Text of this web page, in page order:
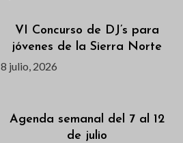
VI Concurso de DJ’s para
jóvenes de la Sierra Norte
8 julio, 2026
Agenda semanal del 7 al 12
de julio